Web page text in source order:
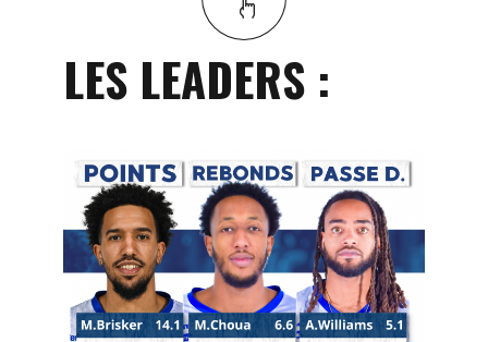
LES LEADERS :